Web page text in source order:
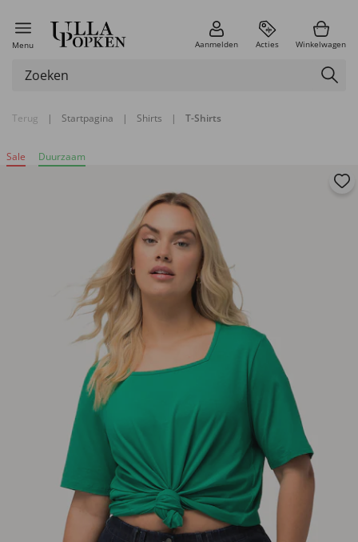
Menu Aanmelden Acties Winkelwagen
Terug | Startpagina | Shirts | T-Shirts
Sale Duurzaam